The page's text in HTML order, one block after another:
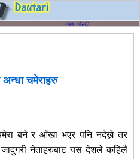
अन्धा चमेराहरु
चमेरा बने र आँखा भएर पनि नदेख्ने तर
जादुगरी नेताहरुबाट यस देशले कहिलै